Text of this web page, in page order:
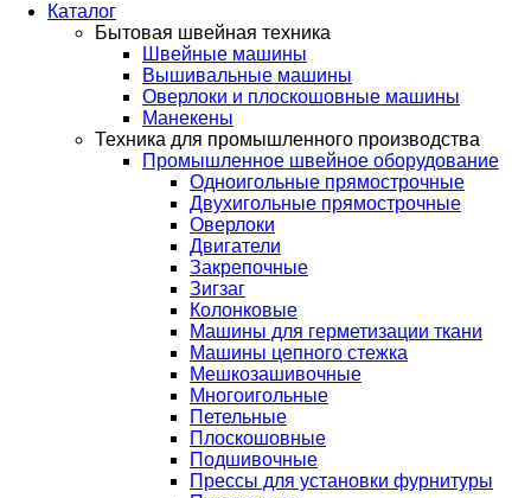
Каталог
Бытовая швейная техника
Швейные машины
Вышивальные машины
Оверлоки и плоскошовные машины
Манекены
Техника для промышленного производства
Промышленное швейное оборудование
Одноигольные прямострочные
Двухигольные прямострочные
Оверлоки
Двигатели
Закрепочные
Зигзаг
Колонковые
Машины для герметизации ткани
Машины цепного стежка
Мешкозашивочные
Многоигольные
Петельные
Плоскошовные
Подшивочные
Прессы для установки фурнитуры